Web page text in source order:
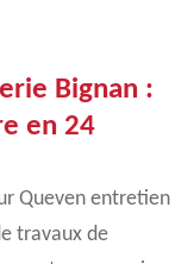
Bignan :
en 24
Queven entretien
travaux de